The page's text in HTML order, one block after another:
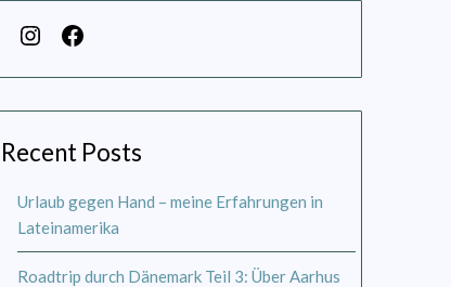
Recent Posts
Urlaub gegen Hand – meine Erfahrungen in
Lateinamerika
Roadtrip durch Dänemark Teil 3: Über Aarhus